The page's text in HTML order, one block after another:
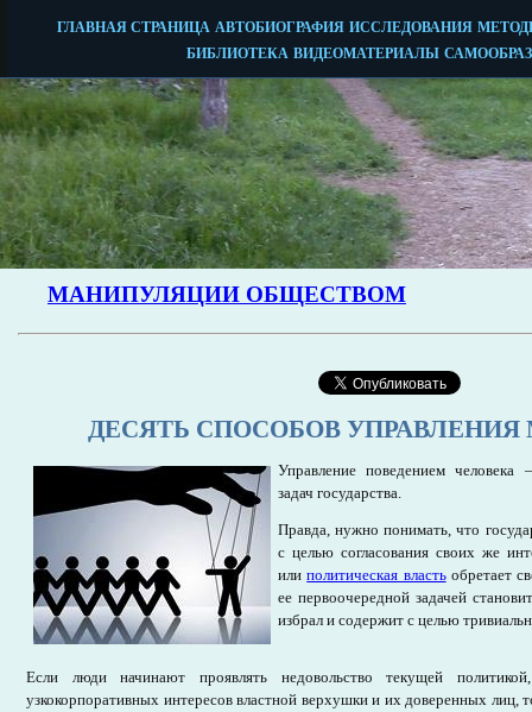
ДЕСЯТЬ СПОСОБОВ
Управление поведением
задач государства.
Правда, нужно понимать, что
с целью согласования своих же
илиполитическая властьобретает
ее первоочередной задачей
избрал и содержит с целью
Если люди начинают проявлять недовольство текущей
узкокорпоративных интересов властной верхушки и их доверенных лиц,